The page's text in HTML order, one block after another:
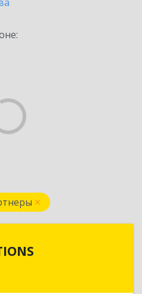
, МД2038, г. Кишинев,